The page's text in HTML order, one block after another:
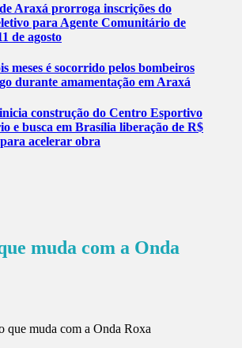
Araxá prorroga inscrições do
para Agente Comunitário de
de agosto
meses é socorrido pelos bombeiros
durante amamentação em Araxá
construção do Centro Esportivo
e busca em Brasília liberação de R$
acelerar obra
muda com a Onda